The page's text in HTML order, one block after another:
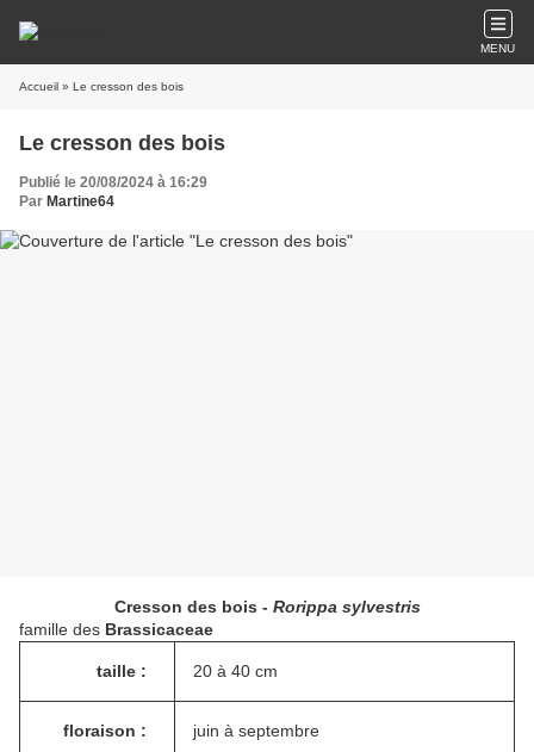
MENU
Accueil » Le cresson des bois
Le cresson des bois
Publié le 20/08/2024 à 16:29
Par Martine64
Cresson des bois - Rorippa sylvestris
famille des Brassicaceae
taille : 20 à 40 cm
floraison : juin à septembre